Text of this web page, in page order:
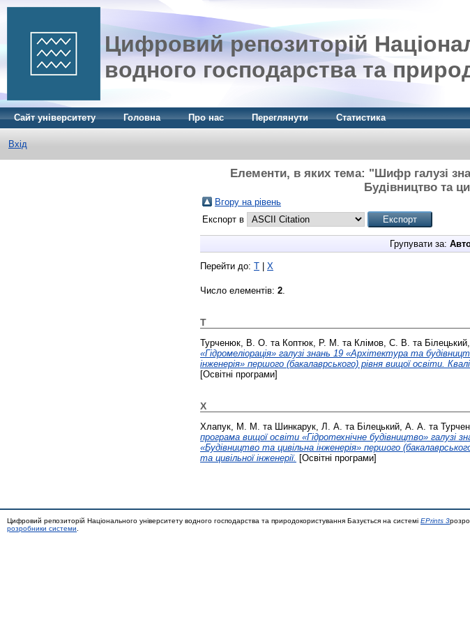
Цифровий репозиторій
водного господарства та
Сайт університету Головна Про нас Переглянути Статистика
Вхід
Елементи, в яких тема: "Шифр галузі
Будівництво та
Вгору на рівень
Експорт в
Групувати за:
Перейти до: Т Х
Число елементів: 2.
Т
Турченюк, В. О. та Коптюк, Р. М. та Клімов, С. В. та
«Гідромеліорація» галузі знань 19 «Архітектура та
інженерія» першого (бакалаврського) рівня вищої освіти.
[Освітні програми]
Х
Хлапук, М. М. та Шинкарук, Л. А. та Білецький, А. А. та
програма вищої освіти «Гідротехнічне будівництво»
«Будівництво та цивільна інженерія» першого
та цивільної інженерії. [Освітні програми]
Цифровий репозиторій Національного університету водного господарства та природокористування Базується на системі EPrints 3
розробники системи